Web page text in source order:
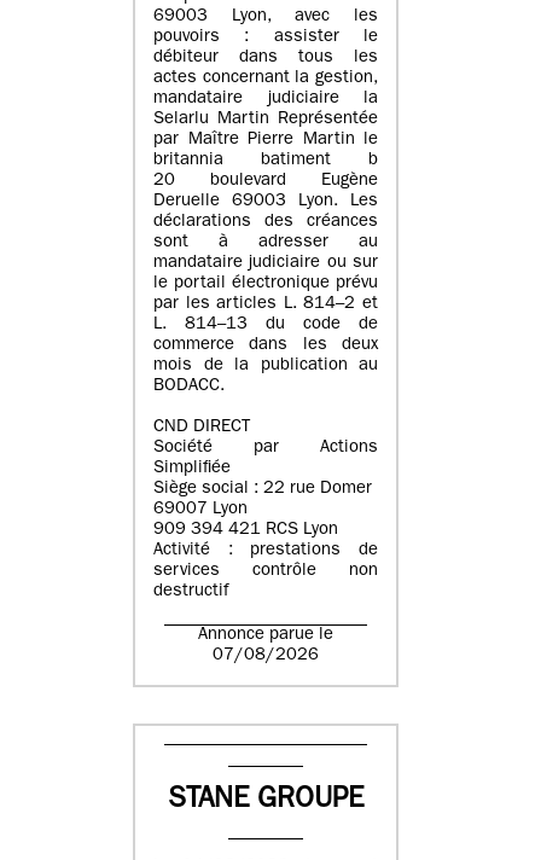
69003 Lyon, avec les
pouvoirs : assister le
débiteur dans tous les
actes concernant la gestion,
mandataire judiciaire la
Selarlu Martin Représentée
par Maître Pierre Martin le
britannia batiment b
20 boulevard Eugène
Deruelle 69003 Lyon. Les
déclarations des créances
sont à adresser au
mandataire judiciaire ou sur
le portail électronique prévu
par les articles L. 814–2 et
L. 814–13 du code de
commerce dans les deux
mois de la publication au
BODACC.
CND DIRECT
Société par Actions
Simplifiée
Siège social : 22 rue Domer
69007 Lyon
909 394 421 RCS Lyon
Activité : prestations de
services contrôle non
destructif
Annonce parue le
07/08/2026
STANE GROUPE